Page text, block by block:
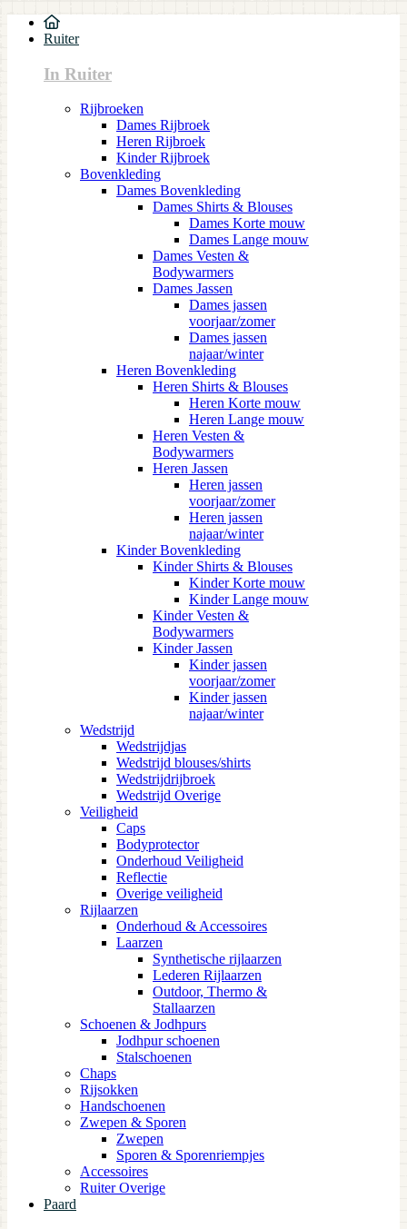
Ruiter
In Ruiter
Rijbroeken
Dames Rijbroek
Heren Rijbroek
Kinder Rijbroek
Bovenkleding
Dames Bovenkleding
Dames Shirts & Blouses
Dames Korte mouw
Dames Lange mouw
Dames Vesten &
Bodywarmers
Dames Jassen
Dames jassen
voorjaar/zomer
Dames jassen
najaar/winter
Heren Bovenkleding
Heren Shirts & Blouses
Heren Korte mouw
Heren Lange mouw
Heren Vesten &
Bodywarmers
Heren Jassen
Heren jassen
voorjaar/zomer
Heren jassen
najaar/winter
Kinder Bovenkleding
Kinder Shirts & Blouses
Kinder Korte mouw
Kinder Lange mouw
Kinder Vesten &
Bodywarmers
Kinder Jassen
Kinder jassen
voorjaar/zomer
Kinder jassen
najaar/winter
Wedstrijd
Wedstrijdjas
Wedstrijd blouses/shirts
Wedstrijdrijbroek
Wedstrijd Overige
Veiligheid
Caps
Bodyprotector
Onderhoud Veiligheid
Reflectie
Overige veiligheid
Rijlaarzen
Onderhoud & Accessoires
Laarzen
Synthetische rijlaarzen
Lederen Rijlaarzen
Outdoor, Thermo &
Stallaarzen
Schoenen & Jodhpurs
Jodhpur schoenen
Stalschoenen
Chaps
Rijsokken
Handschoenen
Zwepen & Sporen
Zwepen
Sporen & Sporenriempjes
Accessoires
Ruiter Overige
Paard